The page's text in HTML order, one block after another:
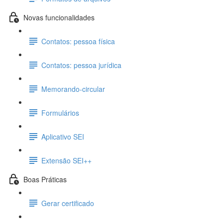
Novas funcionalidades
Contatos: pessoa física
Contatos: pessoa jurídica
Memorando-circular
Formulários
Aplicativo SEI
Extensão SEI++
Boas Práticas
Gerar certificado